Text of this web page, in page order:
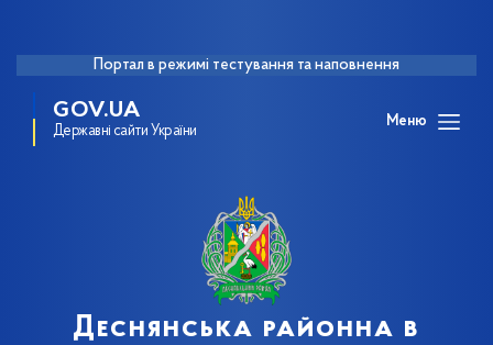
Портал в режимі тестування та наповнення
GOV.UA
Державні сайти України
Меню
Деснянська районна в